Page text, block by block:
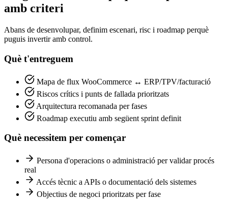
amb criteri
Abans de desenvolupar, definim escenari, risc i roadmap perquè
puguis invertir amb control.
Què t'entreguem
Mapa de flux WooCommerce ↔ ERP/TPV/facturació
Riscos crítics i punts de fallada prioritzats
Arquitectura recomanada per fases
Roadmap executiu amb següent sprint definit
Què necessitem per començar
Persona d'operacions o administració per validar procés
real
Accés tècnic a APIs o documentació dels sistemes
Objectius de negoci prioritzats per fase